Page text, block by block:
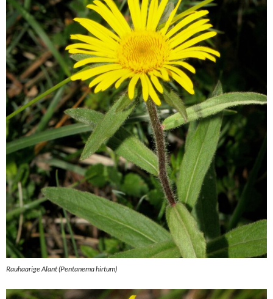
Rauhaarige Alant (Pentanema hirtum)